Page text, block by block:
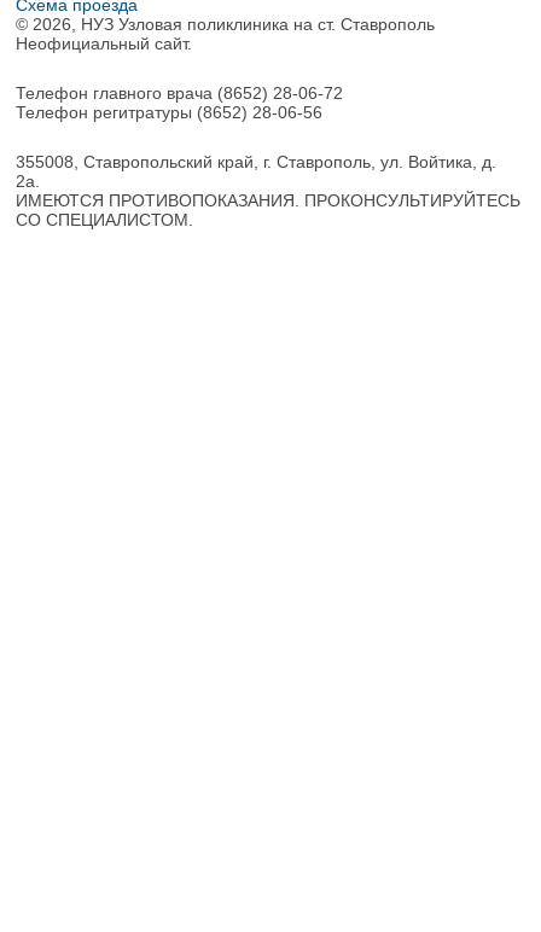
Схема проезда
© 2026, НУЗ Узловая поликлиника на ст. Ставрополь
Неофициальный сайт.
Телефон главного врача (8652) 28-06-72
Телефон регитратуры (8652) 28-06-56
355008, Ставропольский край, г. Ставрополь, ул. Войтика, д.
2а.
ИМЕЮТСЯ ПРОТИВОПОКАЗАНИЯ. ПРОКОНСУЛЬТИРУЙТЕСЬ
СО СПЕЦИАЛИСТОМ.